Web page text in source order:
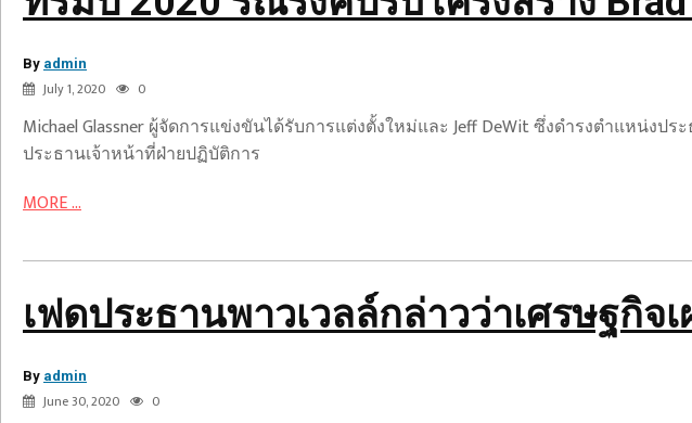
By admin
July 1, 2020 0
Parscale
คง
อยู่
Michael Glassner ผู้จัดการแข่งขันได้รับการแต่งตั้งใหม่และ Jeff DeWit ซึ่งดำรงตำแหน่
ประธานเจ้าหน้าที่ฝ่ายปฏิบัติการ
MORE ...
เฟดประธานพาวเวลล์กล่าวว่าเศรษฐกิ
By admin
June 30, 2020 0
เฟด
ประธาน
พา
กล่าว
ว่า
เศรษฐกิจ
เผชิญ
ท้าทาย
ใหม่
จาก
ไวรัส
ยงานฟี
นิ
กบ
รอง
ผู้